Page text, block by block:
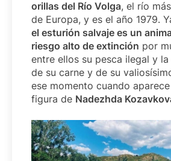
orillas del Río Volga, el río
de Europa, y es el año 1979.
el esturión salvaje es un
riesgo alto de extinción por
entre ellos su pesca ilegal y
de su carne y de su
ese momento cuando
figura de Nadezhda